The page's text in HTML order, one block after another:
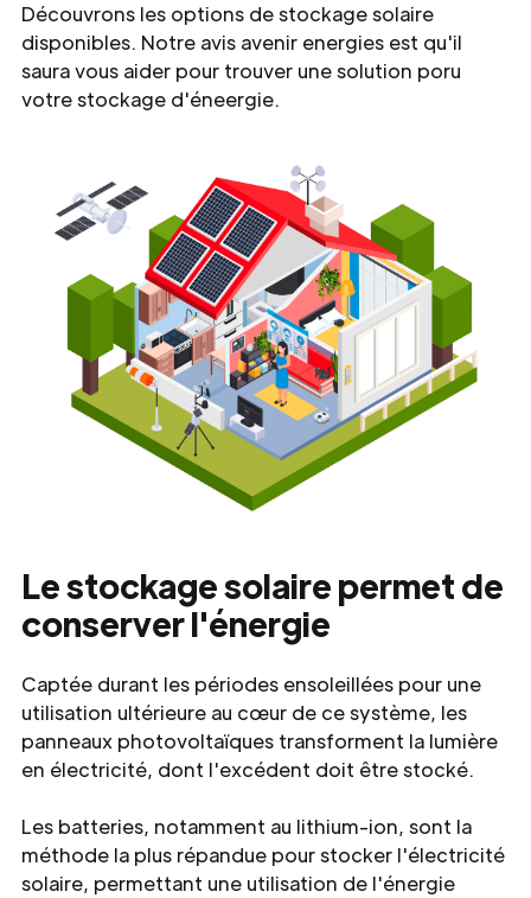
Découvrons les options de stockage solaire
disponibles. Notre avis avenir energies est qu'il
saura vous aider pour trouver une solution poru
votre stockage d'éneergie.
Le stockage solaire permet de
conserver l'énergie
Captée durant les périodes ensoleillées pour une
utilisation ultérieure au cœur de ce système, les
panneaux photovoltaïques transforment la lumière
en électricité, dont l'excédent doit être stocké.
Les batteries, notamment au lithium-ion, sont la
méthode la plus répandue pour stocker l'électricité
solaire, permettant une utilisation de l'énergie